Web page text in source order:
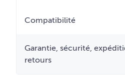
Compatibilité
Garantie, sécurité,
retours